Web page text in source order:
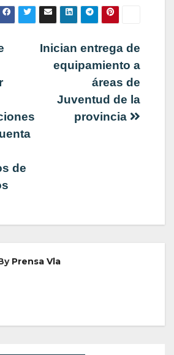
Inician entrega de
equipamiento a
áreas de
Juventud de la
provincia
de
Prensa Vla